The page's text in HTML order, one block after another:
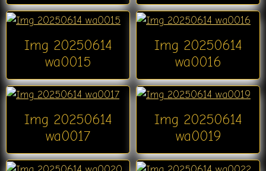
Img 20250614
wa0015
Img 20250614
wa0016
Img 20250614
wa0017
Img 20250614
wa0019